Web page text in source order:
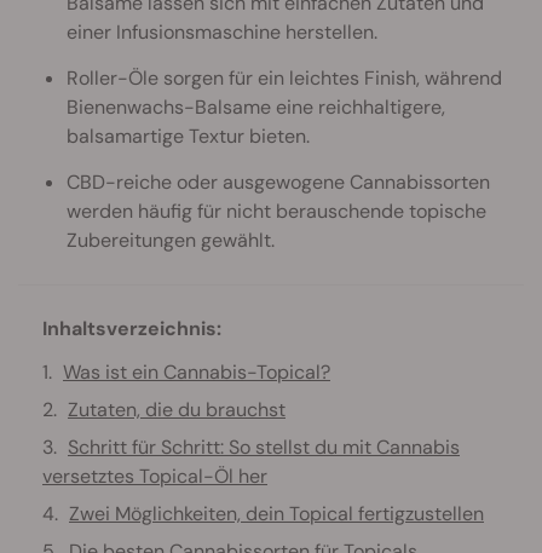
einer Infusionsmaschine herstellen.
Roller-Öle sorgen für ein leichtes Finish, während
Bienenwachs-Balsame eine reichhaltigere,
balsamartige Textur bieten.
CBD-reiche oder ausgewogene Cannabissorten
werden häufig für nicht berauschende topische
Zubereitungen gewählt.
Inhaltsverzeichnis:
Was ist ein Cannabis-Topical?
Zutaten, die du brauchst
Schritt für Schritt: So stellst du mit Cannabis
versetztes Topical-Öl her
Zwei Möglichkeiten, dein Topical fertigzustellen